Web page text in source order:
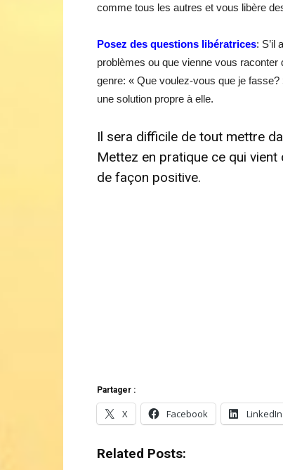
comme tous les autres et vous libère
Posez des questions libératrices: S’il
problèmes ou que vienne vous
genre: « Que voulez-vous que je
une solution propre à elle.
Il sera difficile de tout mettre
Mettez en pratique ce qui
de façon positive.
Partager :
X Facebook LinkedIn
Related Posts: